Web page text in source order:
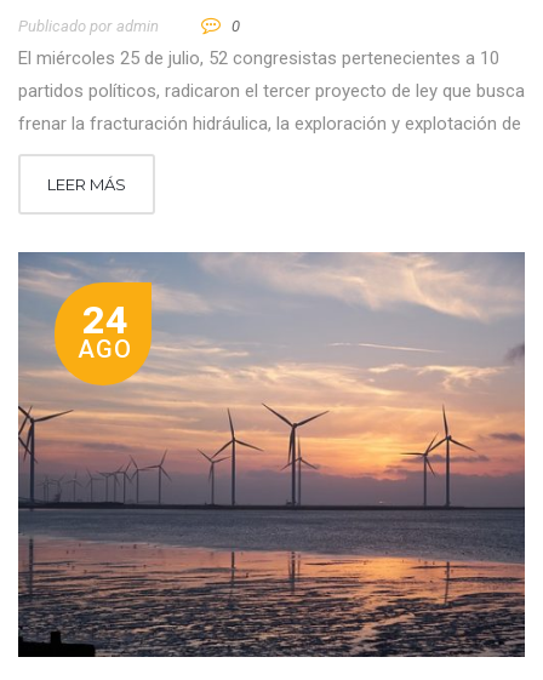
Publicado por Admin 0
El miércoles 25 de julio, 52 congresistas pertenecientes a 10
partidos políticos, radicaron el tercer proyecto de ley que busca
frenar la fracturación hidráulica, la exploración y explotación de
LEER MÁS
24
AGO